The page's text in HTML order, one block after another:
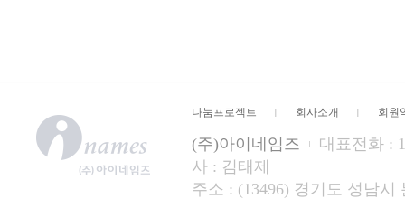
나눔프로젝트 회사소개 회원
(주)아이네임즈
대표전화 :
사 : 김태제
주소 : (13496) 경기도 성남